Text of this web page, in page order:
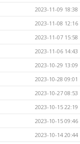
2023-11-09 18:38
2023-11-08 12:16
2023-11-07 15:58
2023-11-06 14:43
2023-10-29 13:09
2023-10-28 09:01
2023-10-27 08:53
2023-10-15 22:19
2023-10-15 09:46
2023-10-14 20:44